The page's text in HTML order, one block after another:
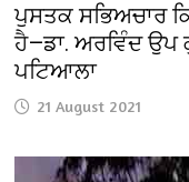
ਪੁਸਤਕ ਸਭਿਅਚਾਰ
ਹੈ—ਡਾ. ਅਰਵਿੰਦ ਉਪ
ਪਟਿਆਲਾ
21 August 2021